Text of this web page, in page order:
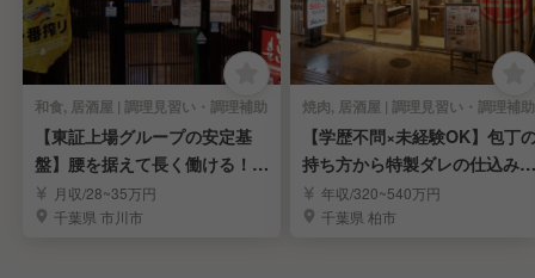
和食, 居酒屋 | 調理見習い・調理補助
【東証上場グループの安定基
盤】腰を据えて長く働ける！調
理スタッフ募集
月収/28~35万円
千葉県 市川市
焼肉, 居酒屋 | 調理見習い・調理補助
【学歴不問×未経験OK】包丁
持ち方から特製ダレの仕込みま
でしっかり伝授♪
年収/320~540万円
千葉県 柏市